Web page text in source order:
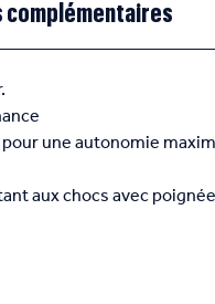
complémentaires
une autonomie
aux chocs avec